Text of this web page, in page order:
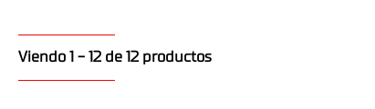
Viendo 1 - 12 de 12 productos